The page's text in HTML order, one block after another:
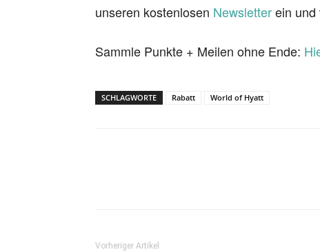
unseren kostenlosen Newsletterein und
Sammle Punkte + Meilen ohne Ende:
SCHLAGWORTE Rabatt World of Hyatt
Vorheriger Artikel